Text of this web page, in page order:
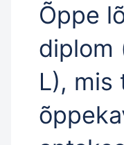
Õppe
diplom
L), mis